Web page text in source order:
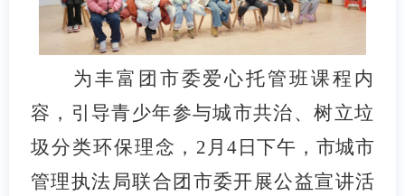
为丰富团市委爱心托管班课程内
容，引导青少年参与城市共治、树立垃
圾分类环保理念， 2 月 4日下午，市城市
管理执法局联合团市委开展公益宣讲活